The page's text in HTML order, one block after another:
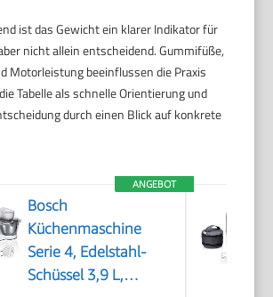
ist das Gewicht ein klarer Indikator für
nicht allein entscheidend. Gummifüße,
Motorleistung beeinflussen die Praxis
Tabelle als schnelle Orientierung und
durch einen Blick auf konkrete
ANGEBOT
Bosch
Küchenmaschine
Serie 4, Edelstahl-
Schüssel 3,9 L,